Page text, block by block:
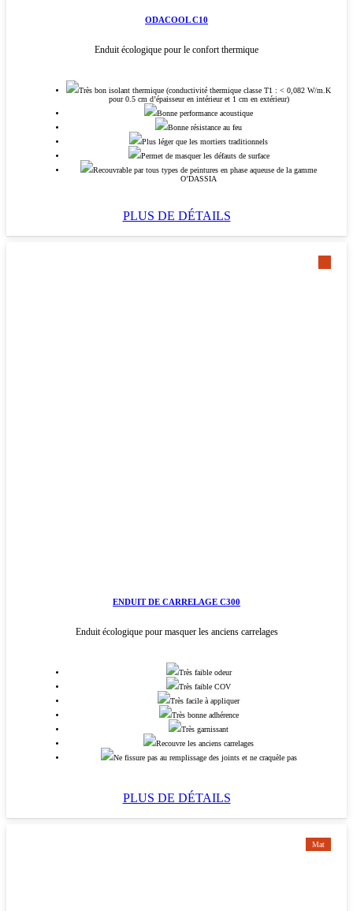
ODACOOL C10
Enduit écologique pour le confort thermique
Très bon isolant thermique (conductivité thermique classe T1 : < 0,082 W/m.K
pour 0.5 cm d’épaisseur en intérieur et 1 cm en extérieur)
Bonne performance acoustique
Bonne résistance au feu
Plus léger que les mortiers traditionnels
Permet de masquer les défauts de surface
Recouvrable par tous types de peintures en phase aqueuse de la gamme
O’DASSIA
PLUS DE DÉTAILS
ENDUIT DE CARRELAGE C300
Enduit écologique pour masquer les anciens carrelages
Très faible odeur
Très faible COV
Très facile à appliquer
Très bonne adhérence
Très garnissant
Recouvre les anciens carrelages
Ne fissure pas au remplissage des joints et ne craquèle pas
PLUS DE DÉTAILS
Mat